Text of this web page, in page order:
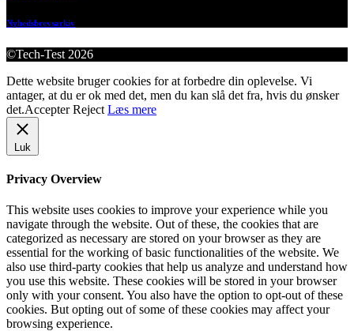
Nyhedsbrevsarkiv
©Tech-Test 2026
Dette website bruger cookies for at forbedre din oplevelse. Vi
antager, at du er ok med det, men du kan slå det fra, hvis du ønsker
det.Accepter Reject Læs mere
Luk
Privacy Overview
This website uses cookies to improve your experience while you
navigate through the website. Out of these, the cookies that are
categorized as necessary are stored on your browser as they are
essential for the working of basic functionalities of the website. We
also use third-party cookies that help us analyze and understand how
you use this website. These cookies will be stored in your browser
only with your consent. You also have the option to opt-out of these
cookies. But opting out of some of these cookies may affect your
browsing experience.